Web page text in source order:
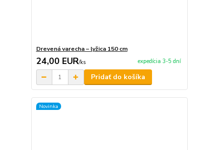
Drevená varecha – lyžica 150 cm
24,00 EUR/ks expedícia 3-5 dní
Pridať do košíka
Novinka